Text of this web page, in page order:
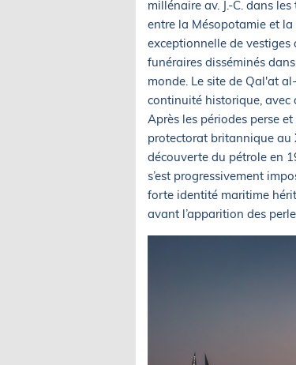
millénaire av. J.-C. dans
entre la Mésopotamie et
exceptionnelle de
funéraires disséminés
monde. Le site de Qal'at
continuité historique, avec
Après les périodes perse
protectorat britannique au
découverte du pétrole en
s’est progressivement
forte identité maritime
avant l’apparition des